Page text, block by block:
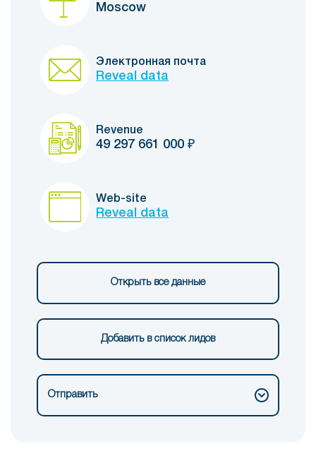
Moscow
Электронная почта
Reveal data
Revenue
49 297 661 000 ₽
Web-site
Reveal data
Открыть все данные
Добавить в список лидов
Отправить